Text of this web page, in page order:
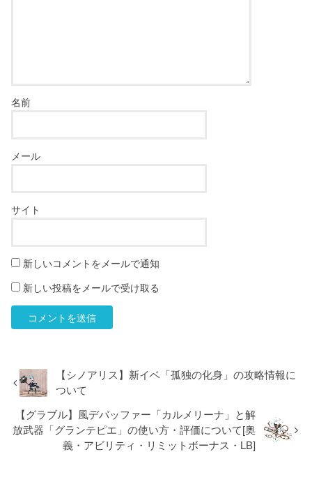
名前
メール
サイト
新しいコメントをメールで通知
新しい投稿をメールで受け取る
【シノアリス】新イベ「孤独の化身」の攻略情報に
ついて
【グラブル】風デバッファー「カルメリーナ」と解
放武器「グランテピエ」の使い方・評価について[奥
義・アビリティ・リミットボーナス・LB]